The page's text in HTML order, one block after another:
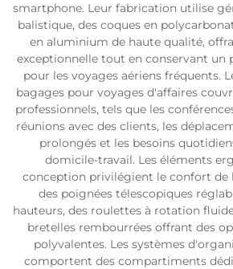
smartphone. Leur fabrication utilise
balistique, des coques en
en aluminium de haute qualité,
exceptionnelle tout en conservant un
pour les voyages aériens fréquents.
bagages pour voyages d'affaires
professionnels, tels que les
réunions avec des clients, les
prolongés et les besoins
domicile-travail. Les éléments
conception privilégient le confort de
des poignées télescopiques
hauteurs, des roulettes à rotation
bretelles rembourrées offrant des
polyvalentes. Les systèmes
comportent des compartiments